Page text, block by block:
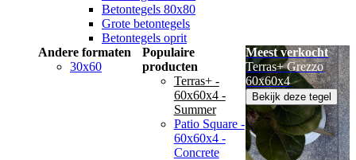
Betontegels 80x80
Grote betontegels
Betontegels oprit
Andere formaten
30x60
Populaire
producten
Terras+ -
60x60x4 -
Summer
Patio Square -
60x60x4 -
Concrete
Meest verkocht
Terras+ Grezzo
60x60x4
Bekijk deze tegel